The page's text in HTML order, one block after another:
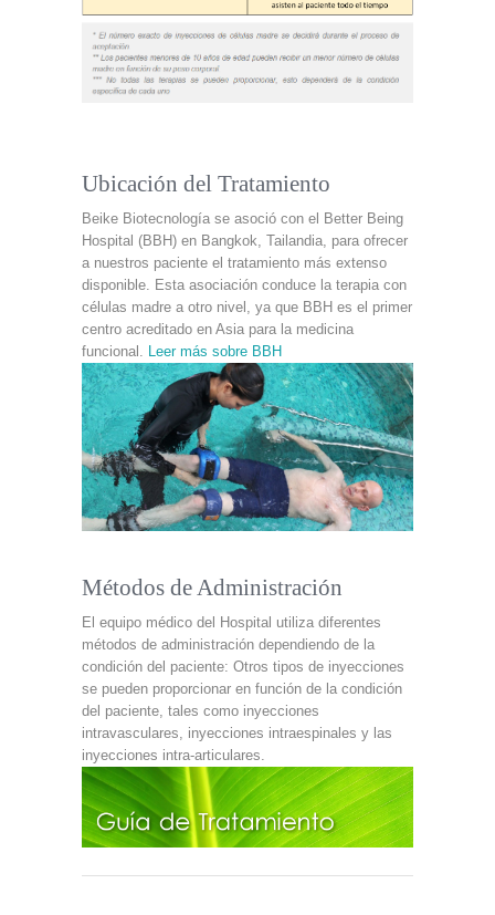
Ubicación del Tratamiento
Beike Biotecnología se asoció con el Better Being
Hospital (BBH) en Bangkok, Tailandia, para ofrecer
a nuestros paciente el tratamiento más extenso
disponible. Esta asociación conduce la terapia con
células madre a otro nivel, ya que BBH es el primer
centro acreditado en Asia para la medicina
funcional.
Leer más sobre BBH
Métodos de Administración
El equipo médico del Hospital utiliza diferentes
métodos de administración dependiendo de la
condición del paciente: Otros tipos de inyecciones
se pueden proporcionar en función de la condición
del paciente, tales como inyecciones
intravasculares, inyecciones intraespinales y las
inyecciones intra-articulares.